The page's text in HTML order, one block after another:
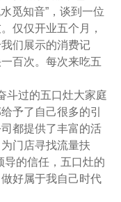
觅知音”，谈到一位
仅仅开业五个月，
们展示的消费记
百次。每次来吃五
过的五口灶大家庭
予了自己很多的引
都提供了丰富的活
门店寻找流量扶
导的信任，五口灶的
好属于我自己时代